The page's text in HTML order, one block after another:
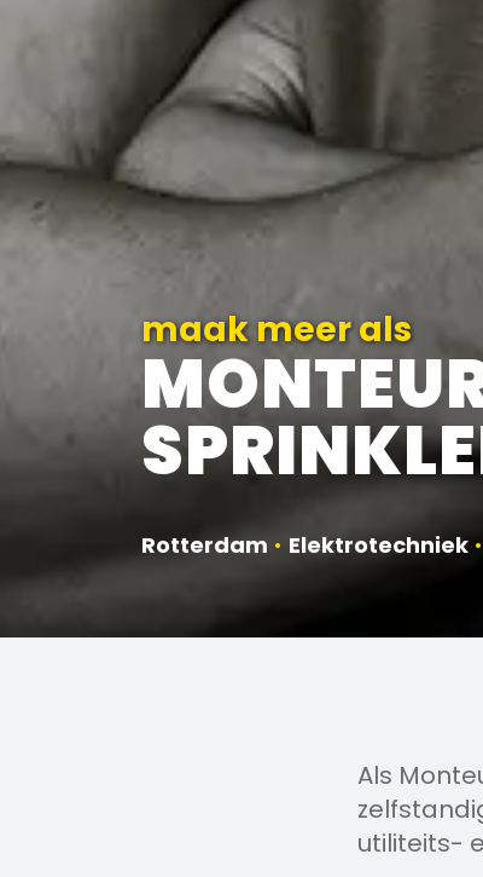
maak meer als
Rotterdam • Elektrotechniek •
Als
utiliteits-